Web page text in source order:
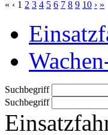
« ‹ 1 2 3 4 5 6 7 8 9 10 › »
Suchbegriff
Suchbegriff